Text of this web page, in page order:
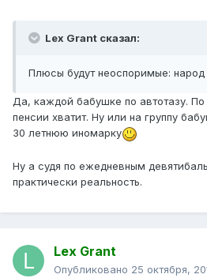
Lex Grant сказал:
Плюсы будут неоспоримые: народ
Да, каждой бабушке по автотазу. По
пенсии хватит. Ну или на группу
30 летнюю иномарку
Ну а судя по ежедневным
практически реальность.
Lex Grant
Опубликовано 25 октября,